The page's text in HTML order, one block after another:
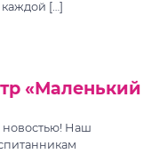
[…]
«Маленький
новостью! Наш